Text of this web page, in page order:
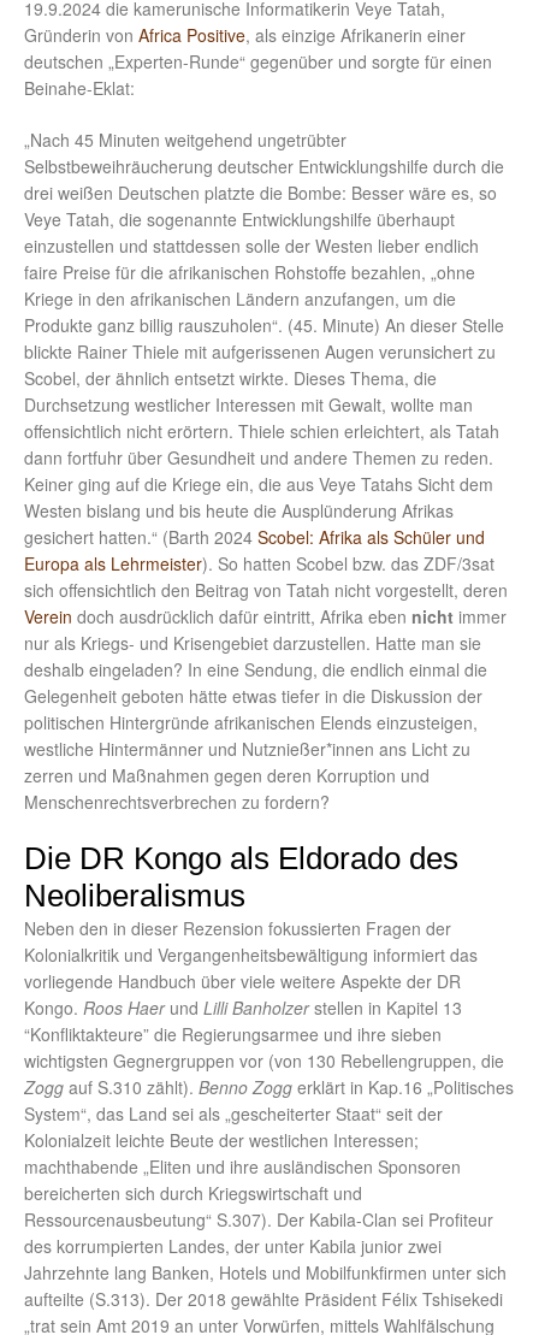
19.9.2024 die kamerunische Informatikerin Veye Tatah,
Gründerin von Africa Positive, als einzige Afrikanerin einer
deutschen „Experten-Runde“ gegenüber und sorgte für einen
Beinahe-Eklat:
„Nach 45 Minuten weitgehend ungetrübter
Selbstbeweihräucherung deutscher Entwicklungshilfe durch die
drei weißen Deutschen platzte die Bombe: Besser wäre es, so
Veye Tatah, die sogenannte Entwicklungshilfe überhaupt
einzustellen und stattdessen solle der Westen lieber endlich
faire Preise für die afrikanischen Rohstoffe bezahlen, „ohne
Kriege in den afrikanischen Ländern anzufangen, um die
Produkte ganz billig rauszuholen“. (45. Minute) An dieser Stelle
blickte Rainer Thiele mit aufgerissenen Augen verunsichert zu
Scobel, der ähnlich entsetzt wirkte. Dieses Thema, die
Durchsetzung westlicher Interessen mit Gewalt, wollte man
offensichtlich nicht erörtern. Thiele schien erleichtert, als Tatah
dann fortfuhr über Gesundheit und andere Themen zu reden.
Keiner ging auf die Kriege ein, die aus Veye Tatahs Sicht dem
Westen bislang und bis heute die Ausplünderung Afrikas
gesichert hatten.“ (Barth 2024 Scobel: Afrika als Schüler und
Europa als Lehrmeister). So hatten Scobel bzw. das ZDF/3sat
sich offensichtlich den Beitrag von Tatah nicht vorgestellt, deren
Verein doch ausdrücklich dafür eintritt, Afrika eben nicht immer
nur als Kriegs- und Krisengebiet darzustellen. Hatte man sie
deshalb eingeladen? In eine Sendung, die endlich einmal die
Gelegenheit geboten hätte etwas tiefer in die Diskussion der
politischen Hintergründe afrikanischen Elends einzusteigen,
westliche Hintermänner und Nutznießer*innen ans Licht zu
zerren und Maßnahmen gegen deren Korruption und
Menschenrechtsverbrechen zu fordern?
Die DR Kongo als Eldorado des
Neoliberalismus
Neben den in dieser Rezension fokussierten Fragen der
Kolonialkritik und Vergangenheitsbewältigung informiert das
vorliegende Handbuch über viele weitere Aspekte der DR
Kongo. Roos Haer und Lilli Banholzerstellen in Kapitel 13
“Konfliktakteure” die Regierungsarmee und ihre sieben
wichtigsten Gegnergruppen vor (von 130 Rebellengruppen, die
Zogg auf S.310 zählt). Benno Zogg erklärt in Kap.16 „Politisches
System“, das Land sei als „gescheiterter Staat“ seit der
Kolonialzeit leichte Beute der westlichen Interessen;
machthabende „Eliten und ihre ausländischen Sponsoren
bereicherten sich durch Kriegswirtschaft und
Ressourcenausbeutung“ S.307). Der Kabila-Clan sei Profiteur
des korrumpierten Landes, der unter Kabila junior zwei
Jahrzehnte lang Banken, Hotels und Mobilfunkfirmen unter sich
aufteilte (S.313). Der 2018 gewählte Präsident Félix Tshisekedi
„trat sein Amt 2019 an unter Vorwürfen, mittels Wahlfälschung